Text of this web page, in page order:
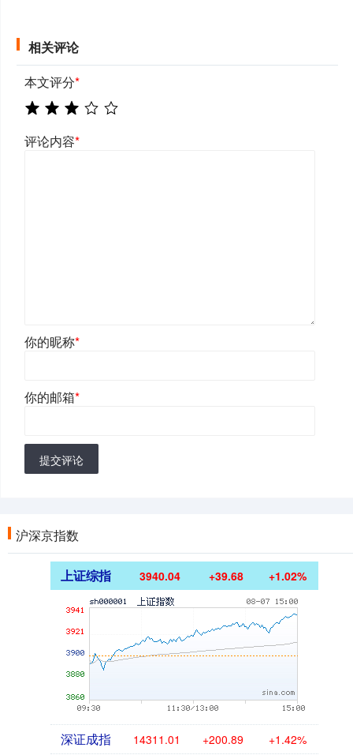
相关评论
本文评分*
评论内容*
你的昵称*
你的邮箱*
提交评论
沪深京指数
上证综指 3940.04 +39.68 +1.02%
深证成指 14311.01 +200.89 +1.42%